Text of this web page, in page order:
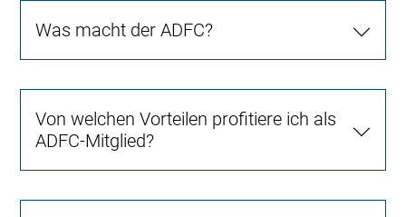
Was macht der ADFC?
Von welchen Vorteilen profitiere ich als
ADFC-Mitglied?